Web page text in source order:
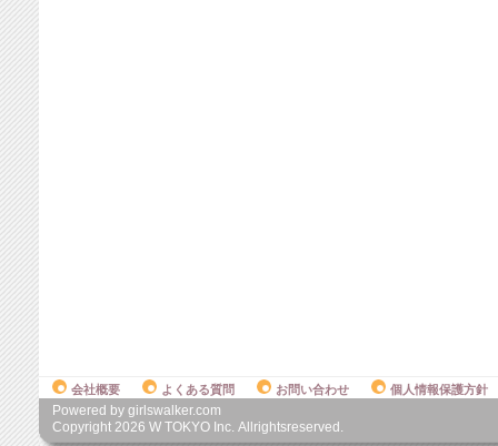
会社概要 よくある質問 お問い合わせ 個人情報保護方針
Powered by girlswalker.com
Copyright 2026 W TOKYO Inc. Allrightsreserved.